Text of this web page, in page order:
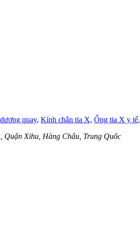
quay, Kính chắn tia X, Ống tia X y tế,
Quận Xihu, Hàng Châu, Trung Quốc